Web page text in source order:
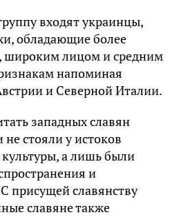
входят украинцы,
обладающие более
широким лицом и средним
напоминая
и Северной Италии.
западных славян
стояли у истоков
а лишь были
и
присущей славянству
славяне также